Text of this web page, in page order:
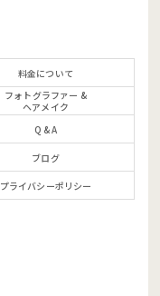
料金について
フォトグラファー &
ヘアメイク
Q & A
ブログ
プライバシーポリシー